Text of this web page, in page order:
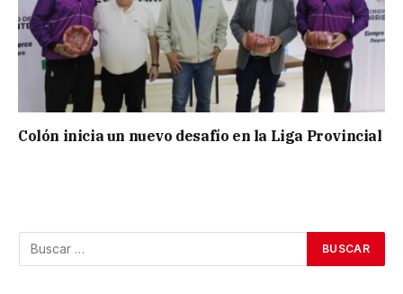
Colón inicia un nuevo desafío en la Liga Provincial